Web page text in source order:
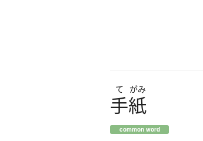
て がみ
手紙
common word